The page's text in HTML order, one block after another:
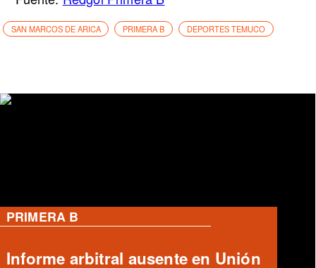
SAN MARCOS DE ARICA PRIMERA B DEPORTES TEMUCO
RANGERS
José Tomás Herrera en Rangers: